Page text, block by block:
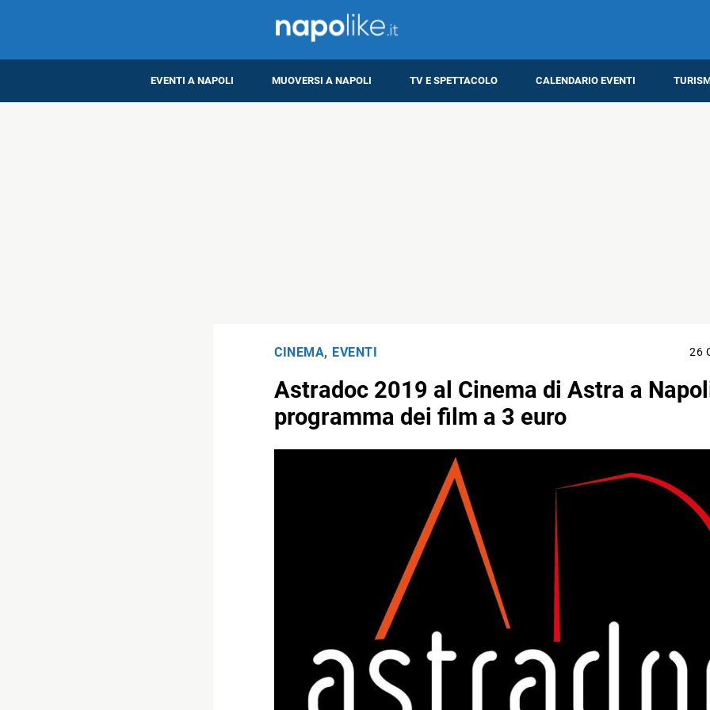
EVENTI A NAPOLI MUOVERSI A NAPOLI TV E SPETTACOLO CALENDARIO EVENTI
CINEMA, EVENTI 26
Astradoc 2019 al Cinema di Astra a
programma dei film a 3 euro